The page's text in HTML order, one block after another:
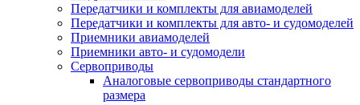
Передатчики и комплекты для авиамоделей
Передатчики и комплекты для авто- и судомоделей
Приемники авиамоделей
Приемники авто- и судомодели
Сервоприводы
Аналоговые сервоприводы стандартного
размера